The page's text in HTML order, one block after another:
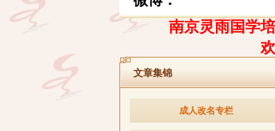
南京灵雨国学
文章集锦
成人改名专栏